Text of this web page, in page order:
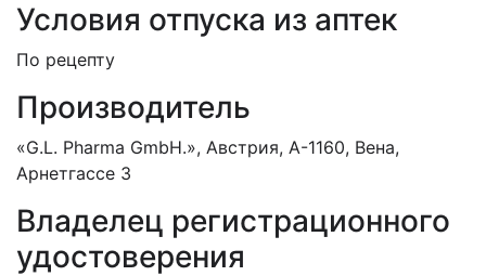
Условия отпуска из аптек
По рецепту
Производитель
«G.L. Pharmа GmbH.», Австрия, А-1160, Вена,
Арнетгассе 3
Владелец регистрационного
удостоверения